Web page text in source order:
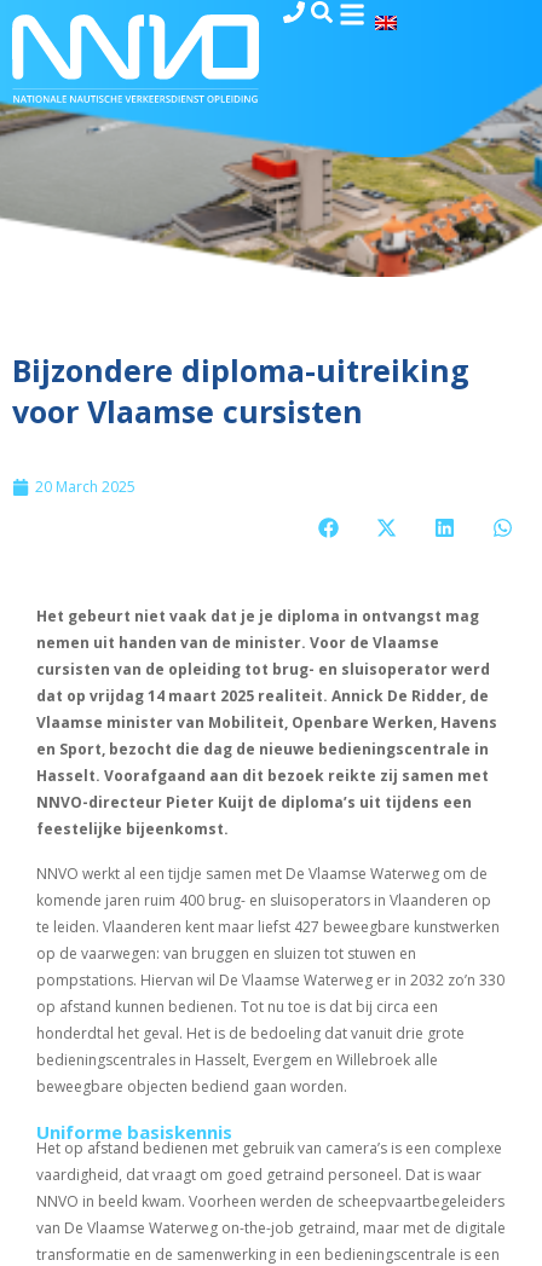
Bijzondere diploma-uitreiking
voor Vlaamse cursisten
20 March 2025
Het gebeurt niet vaak dat je je diploma in ontvangst mag
nemen uit handen van de minister. Voor de Vlaamse
cursisten van de opleiding tot brug- en sluisoperator werd
dat op vrijdag 14 maart 2025 realiteit. Annick De Ridder, de
Vlaamse minister van Mobiliteit, Openbare Werken, Havens
en Sport, bezocht die dag de nieuwe bedieningscentrale in
Hasselt. Voorafgaand aan dit bezoek reikte zij samen met
NNVO-directeur Pieter Kuijt de diploma’s uit tijdens een
feestelijke bijeenkomst.
NNVO werkt al een tijdje samen met De Vlaamse Waterweg om de
komende jaren ruim 400 brug- en sluisoperators in Vlaanderen op
te leiden. Vlaanderen kent maar liefst 427 beweegbare kunstwerken
op de vaarwegen: van bruggen en sluizen tot stuwen en
pompstations. Hiervan wil De Vlaamse Waterweg er in 2032 zo’n 330
op afstand kunnen bedienen. Tot nu toe is dat bij circa een
honderdtal het geval. Het is de bedoeling dat vanuit drie grote
bedieningscentrales in Hasselt, Evergem en Willebroek alle
beweegbare objecten bediend gaan worden.
Uniforme basiskennis
Het op afstand bedienen met gebruik van camera’s is een complexe
vaardigheid, dat vraagt om goed getraind personeel. Dat is waar
NNVO in beeld kwam. Voorheen werden de scheepvaartbegeleiders
van De Vlaamse Waterweg on-the-job getraind, maar met de digitale
transformatie en de samenwerking in een bedieningscentrale is een